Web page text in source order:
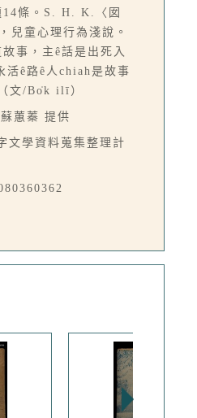
14條。S. H. K.〈囡
兒童心理行為淺說。
故事，主ê話是出死入
活ê路ê人chiah是故事
文/Bo̍k ilī）
蕙蓁 提供
文學資料蒐集整理計